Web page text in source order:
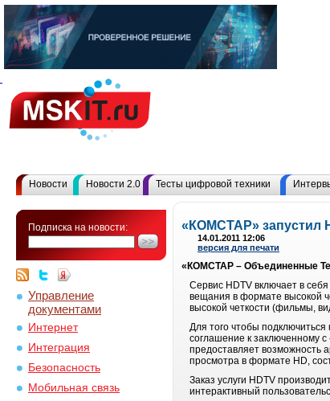
Новости Новости 2.0 Тесты цифровой техники
Подписка на новости:
Управление
документами
Интернет
Интеграция
Безопасность
Мобильная связь
«КОМСТАР» запустил
14.01.2011 12:06
версия для печати
«КОМСТАР – Объединенные
Сервис HDTV включает в
вещания в формате высокой
высокой четкости (фильмы,
Для того чтобы
соглашение к заключенному
предоставляет возможность
просмотра в формате HD,
Заказ услуги HDTV
интерактивный